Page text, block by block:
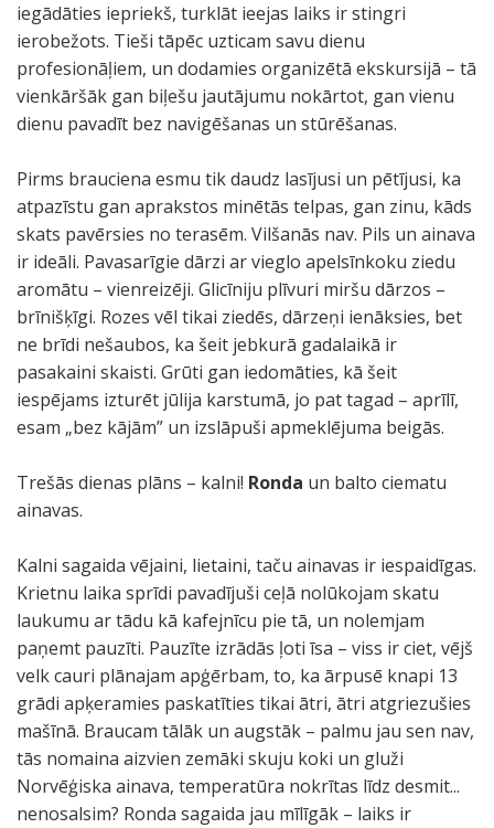
iegādāties iepriekš, turklāt ieejas laiks ir stingri
ierobežots. Tieši tāpēc uzticam savu dienu
profesionāļiem, un dodamies organizētā ekskursijā – tā
vienkāršāk gan biļešu jautājumu nokārtot, gan vienu
dienu pavadīt bez navigēšanas un stūrēšanas.
Pirms brauciena esmu tik daudz lasījusi un pētījusi, ka
atpazīstu gan aprakstos minētās telpas, gan zinu, kāds
skats pavērsies no terasēm. Vilšanās nav. Pils un ainava
ir ideāli. Pavasarīgie dārzi ar vieglo apelsīnkoku ziedu
aromātu – vienreizēji. Glicīniju plīvuri miršu dārzos –
brīnišķīgi. Rozes vēl tikai ziedēs, dārzeņi ienāksies, bet
ne brīdi nešaubos, ka šeit jebkurā gadalaikā ir
pasakaini skaisti. Grūti gan iedomāties, kā šeit
iespējams izturēt jūlija karstumā, jo pat tagad – aprīlī,
esam „bez kājām” un izslāpuši apmeklējuma beigās.
Trešās dienas plāns – kalni! Ronda un balto ciematu
ainavas.
Kalni sagaida vējaini, lietaini, taču ainavas ir iespaidīgas.
Krietnu laika sprīdi pavadījuši ceļā nolūkojam skatu
laukumu ar tādu kā kafejnīcu pie tā, un nolemjam
paņemt pauzīti. Pauzīte izrādās ļoti īsa – viss ir ciet, vējš
velk cauri plānajam apģērbam, to, ka ārpusē knapi 13
grādi apķeramies paskatīties tikai ātri, ātri atgriezušies
mašīnā. Braucam tālāk un augstāk – palmu jau sen nav,
tās nomaina aizvien zemāki skuju koki un gluži
Norvēģiska ainava, temperatūra nokrītas līdz desmit...
nenosalsim? Ronda sagaida jau mīlīgāk – laiks ir